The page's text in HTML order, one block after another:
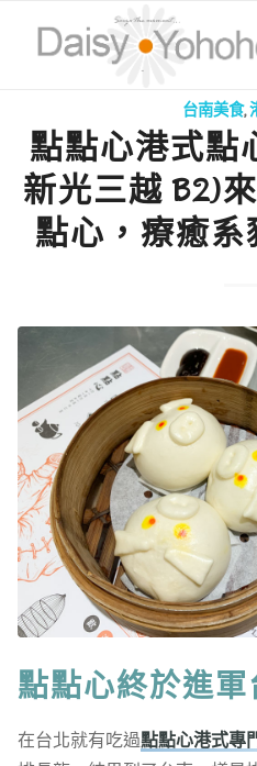
台南美食,
點點心港式點
新光三越 B2)
點心，療癒系
點點心終於進軍
在台北就有吃過點點心港式專